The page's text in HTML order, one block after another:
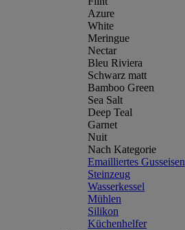
Azure
White
Meringue
Nectar
Bleu Riviera
Schwarz matt
Bamboo Green
Sea Salt
Deep Teal
Garnet
Nuit
Nach Kategorie
Emailliertes Gusseisen
Steinzeug
Wasserkessel
Mühlen
Silikon
Küchenhelfer